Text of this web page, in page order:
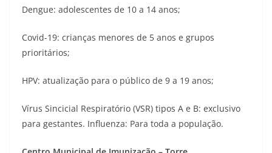
Dengue: adolescentes de 10 a 14 anos;
Covid-19: crianças menores de 5 anos e grupos
prioritários;
HPV: atualização para o público de 9 a 19 anos;
Vírus Sincicial Respiratório (VSR) tipos A e B: exclusivo
para gestantes. Influenza: Para toda a população.